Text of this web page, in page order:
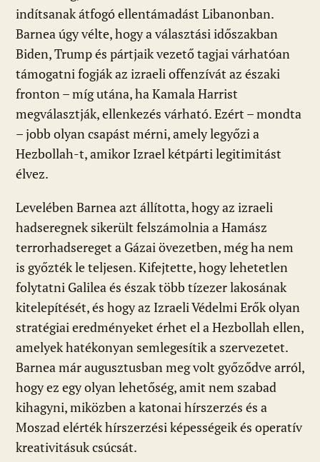
indítsanak átfogó ellentámadást Libanonban.
Barnea úgy vélte, hogy a választási időszakban
Biden, Trump és pártjaik vezető tagjai várhatóan
támogatni fogják az izraeli offenzívát az északi
fronton – míg utána, ha Kamala Harrist
megválasztják, ellenkezés várható. Ezért – mondta
– jobb olyan csapást mérni, amely legyőzi a
Hezbollah-t, amikor Izrael kétpárti legitimitást
élvez.
Levelében Barnea azt állította, hogy az izraeli
hadseregnek sikerült felszámolnia a Hamász
terrorhadsereget a Gázai övezetben, még ha nem
is győzték le teljesen. Kifejtette, hogy lehetetlen
folytatni Galilea és észak több tízezer lakosának
kitelepítését, és hogy az Izraeli Védelmi Erők olyan
stratégiai eredményeket érhet el a Hezbollah ellen,
amelyek hatékonyan semlegesítik a szervezetet.
Barnea már augusztusban meg volt győződve arról,
hogy ez egy olyan lehetőség, amit nem szabad
kihagyni, miközben a katonai hírszerzés és a
Moszad elérték hírszerzési képességeik és operatív
kreativitásuk csúcsát.